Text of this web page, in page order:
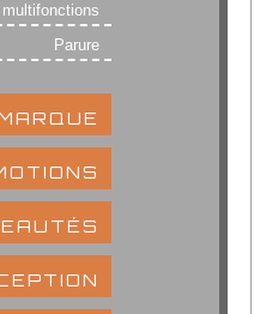
Parure